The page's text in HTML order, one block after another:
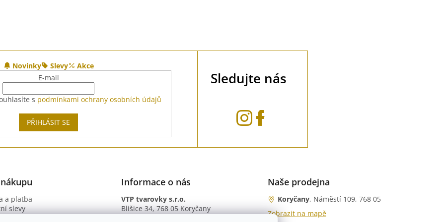
Novinky Slevy
Akce
E-mail
s podmínkami ochrany osobních údajů
PŘIHLÁSIT SE
Sledujte nás
a platba
slevy
Informace o nás
VTP tvarovky s.r.o.
Blišice 34, 768 05 Koryčany
Naše prodejna
Koryčany, Náměstí 109, 768 05
Zobrazit na mapě